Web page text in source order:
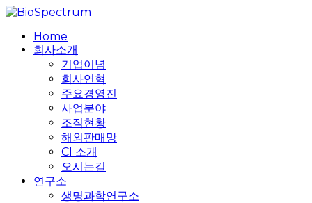
Skip
main
content
search
MenuHome
회사소개
기업이념
회사연혁
주요경영진
사업분야
조직현황
해외판매망
CI 소개
오시는길
연구소
생명과학연구소